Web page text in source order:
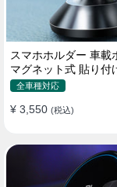
スマホホルダー 車載
マグネット式 貼り付
し口 合金 多機種対応
全車種対応
¥ 3,550 (税込)